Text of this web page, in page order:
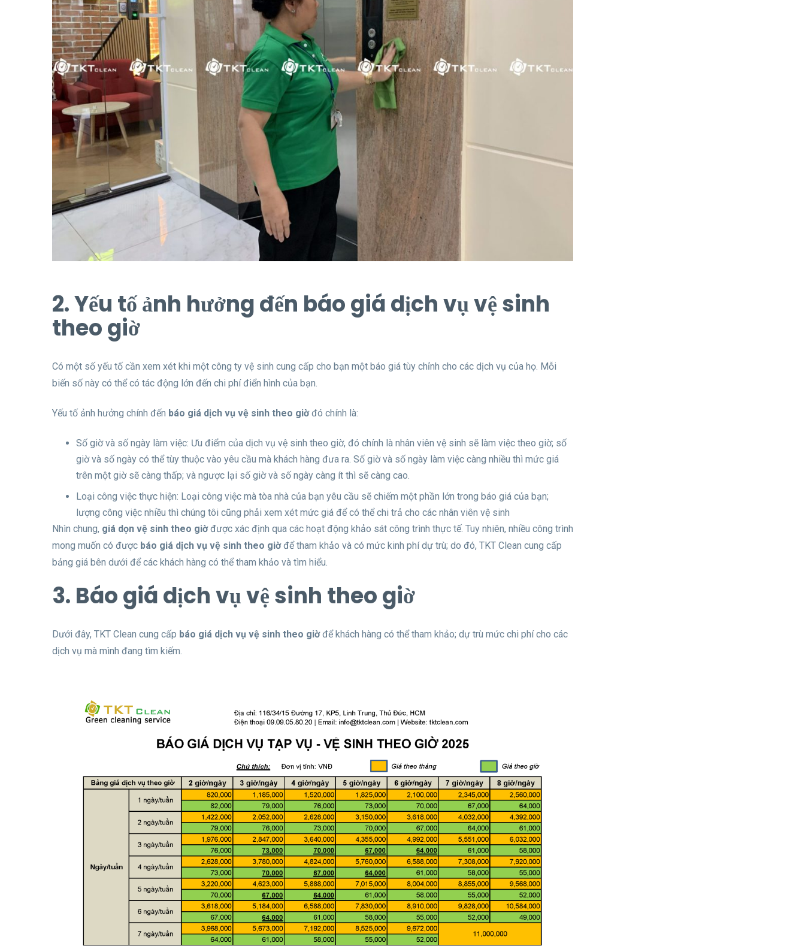
2. Yếu tố ảnh hưởng đến báo giá dịch vụ vệ sinh
theo giờ
Có một số yếu tố cần xem xét khi một công ty vệ sinh cung cấp cho bạn một báo giá tùy chỉnh cho các dịch vụ của họ. Mỗi
biến số này có thể có tác động lớn đến chi phí điển hình của bạn.
Yếu tố ảnh hưởng chính đến báo giá dịch vụ vệ sinh theo giờđó chính là:
Số giờ và số ngày làm việc: Ưu điểm của dịch vụ vệ sinh theo giờ, đó chính là nhân viên vệ sinh sẽ làm việc theo giờ; số
giờ và số ngày có thể tùy thuộc vào yêu cầu mà khách hàng đưa ra. Số giờ và số ngày làm việc càng nhiều thì mức giá
trên một giờ sẽ càng thấp; và ngược lại số giờ và số ngày càng ít thì sẽ càng cao.
Loại công việc thực hiện: Loại công việc mà tòa nhà của bạn yêu cầu sẽ chiếm một phần lớn trong báo giá của bạn;
lượng công việc nhiều thì chúng tôi cũng phải xem xét mức giá để có thể chi trả cho các nhân viên vệ sinh
Nhìn chung, giá dọn vệ sinh theo giờđược xác định qua các hoạt động khảo sát công trình thực tế. Tuy nhiên, nhiều công trình
mong muốn có được báo giá dịch vụ vệ sinh theo giờđể tham khảo và có mức kinh phí dự trù; do đó, TKT Clean cung cấp
bảng giá bên dưới để các khách hàng có thể tham khảo và tìm hiểu.
3. Báo giá dịch vụ vệ sinh theo giờ
Dưới đây, TKT Clean cung cấp báo giá dịch vụ vệ sinh theo giờđể khách hàng có thể tham khảo; dự trù mức chi phí cho các
dịch vụ mà mình đang tìm kiếm.